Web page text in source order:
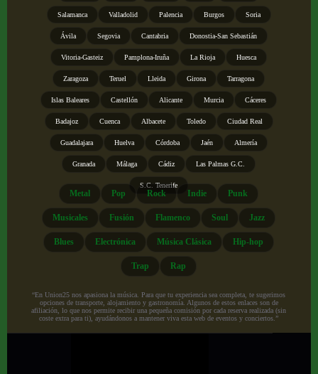
Salamanca Valladolid Palencia Burgos Soria
Ávila Segovia Cantabria Donostia-San Sebastián
Vitoria-Gasteiz Pamplona-Iruña La Rioja Huesca
Zaragoza Teruel Lleida Girona Tarragona
Islas Baleares Castellón Alicante Murcia Cáceres
Badajoz Cuenca Albacete Toledo Ciudad Real
Guadalajara Huelva Córdoba Jaén Almería
Granada Málaga Cádiz Las Palmas G.C.
S.C. Tenerife
Metal Pop Rock Indie Punk
Musicales Fusión Flamenco Soul Jazz
Blues Electrónica Música Clásica Hip-hop
Trap Rap
“En Union25 nos apasiona la música. Para que tu experiencia sea completa, te sugerimos
opciones de transporte, alojamiento y gastronomía. Algunos de estos enlaces son de
afiliación, lo que nos permite recibir una pequeña comisión por cada reserva realizada (sin
coste extra para ti), ayudándonos a mantener viva esta web de eventos y conciertos.”